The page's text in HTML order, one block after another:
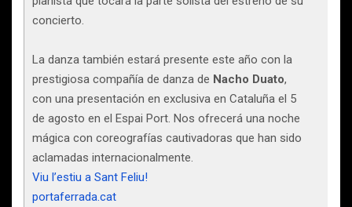
concierto.
La danza también estará presente este año con la
prestigiosa compañía de danza de Nacho Duato,
con una presentación en exclusiva en Cataluña el 5
de agosto en el Espai Port. Nos ofrecerá una noche
mágica con coreografías cautivadoras que han sido
aclamadas internacionalmente.
Viu l’estiu a Sant Feliu!
portaferrada.cat